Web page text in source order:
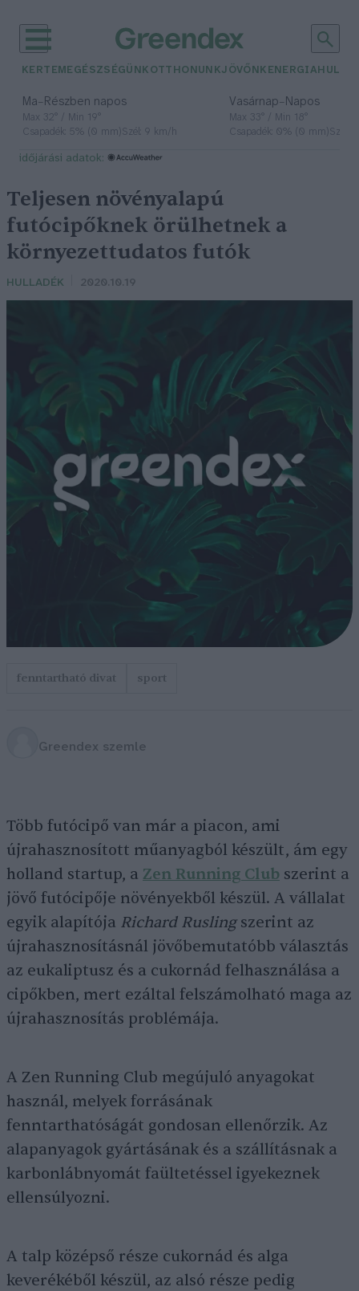
KERTEM EGÉSZSÉGÜNK OTTHONUNKJÖVŐNK ENERGIA
Ma– Részben napos
Max 32° / Min 19°
Csapadék: 5% (0 mm)Szél: 9 km/h
Vasárnap– Napos
Max 33° / Min 18°
Csapadék: 0% (0 mm)Szél:
időjárási adatok:
Teljesen növényalapú
futócipőknek örülhetnek a
környezettudatos futók
HULLADÉK 2020.10.19
fenntartható divat sport
Greendex szemle
Több futócipő van már a piacon, ami
újrahasznosított műanyagból készült, ám egy
holland startup, a Zen Running Club szerint a
jövő futócipője növényekből készül. A vállalat
egyik alapítója Richard Ruslingszerint az
újrahasznosításnál jövőbemutatóbb választás
az eukaliptusz és a cukornád felhasználása a
cipőkben, mert ezáltal felszámolható maga az
újrahasznosítás problémája.
A Zen Running Club megújuló anyagokat
használ, melyek forrásának
fenntarthatóságát gondosan ellenőrzik. Az
alapanyagok gyártásának és a szállításnak a
karbonlábnyomát faültetéssel igyekeznek
ellensúlyozni.
A talp középső része cukornád és alga
keverékéből készül, az alsó része pedig